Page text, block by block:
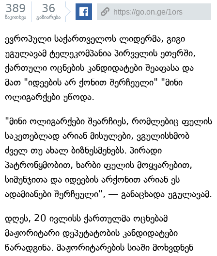
389
წაკითხვა
36
გაზიარება
ევროპული საქართველოს ლიდერმა, გიგი
უგულავამ ტელეკომპანია პირველის ეთერში,
ქართული ოცნების კანდიდატები შეაფასა და
მათ "იდეების არ ქონით შერჩეული" "მინი
ოლიგარქები უწოდა.
"მინი ოლიგარქები შეარჩიეს, რომლებიც ფულის
საკეთებლად არიან მისულები, ვგულისხმობ
ძველ თუ ახალ ბიზნესმენებს. პირადი
პატრონყმობით, ხარბი ფულის მოყვარებით,
სიმუნჯითა და იდეების არქონით არიან ეს
ადამიანები შერჩეული", — განაცხადა უგულავამ.
დღეს, 20 ივლისს ქართულმა ოცნებამ
მაჟორიტარი დეპუტატობის კანდიდატები
წარადგინა. მაჟორიტარების სიაში მოხვდნენ